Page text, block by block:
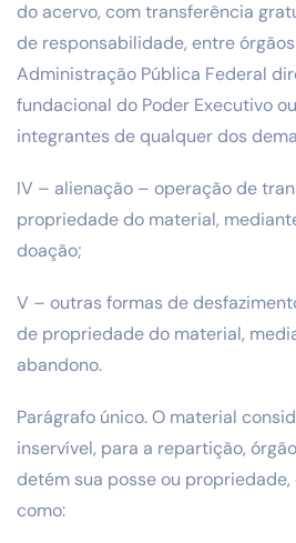
do acervo, com transferência
de responsabilidade, entre
Administração Pública Federal
fundacional do Poder Executivo
integrantes de qualquer dos
IV – alienação – operação de
propriedade do material,
doação;
V – outras formas de
de propriedade do material,
abandono.
Parágrafo único. O material
inservível, para a repartição,
detém sua posse ou
como: